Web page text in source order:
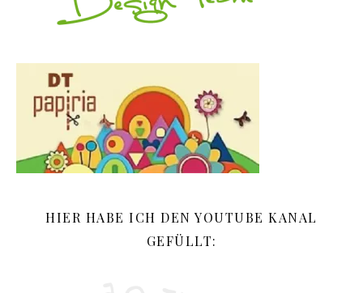
HIER HABE ICH DEN YOUTUBE KANAL
GEFÜLLT: